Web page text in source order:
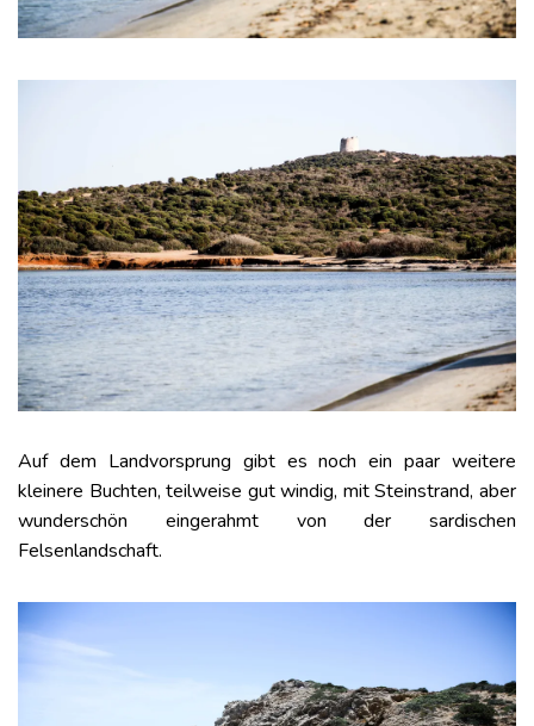
Auf dem Landvorsprung gibt es noch ein paar weitere
kleinere Buchten, teilweise gut windig, mit Steinstrand, aber
wunderschön eingerahmt von der sardischen
Felsenlandschaft.